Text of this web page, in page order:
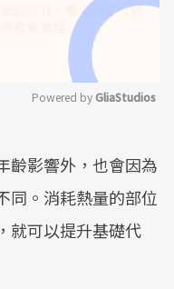
Powered by GliaStudios
齡影響外，也會因為
同。消耗熱量的部位
就可以提升基礎代